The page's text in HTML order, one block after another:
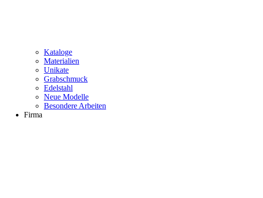
Kataloge
Materialien
Unikate
Grabschmuck
Edelstahl
Neue Modelle
Besondere Arbeiten
Firma